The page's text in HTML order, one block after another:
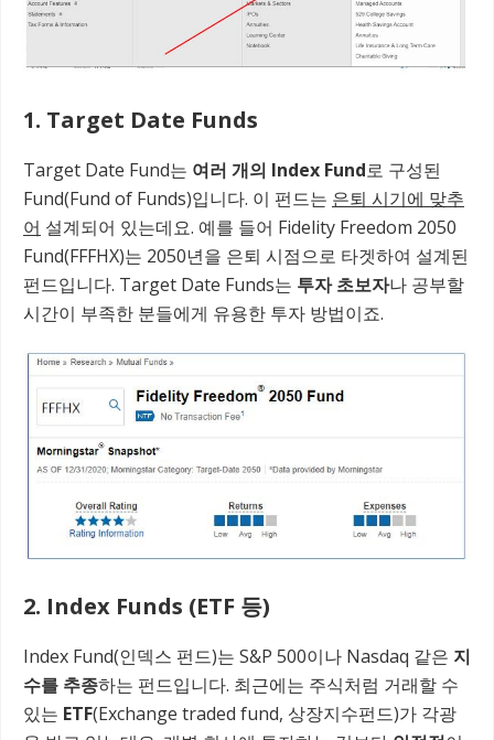
1. Target Date Funds
Target Date Fund는 여러 개의 Index Fund로 구성된
Fund(Fund of Funds)입니다. 이 펀드는 은퇴 시기에 맞추
어 설계되어 있는데요. 예를 들어 Fidelity Freedom 2050
Fund(FFFHX)는 2050년을 은퇴 시점으로 타겟하여 설계된
펀드입니다. Target Date Funds는 투자 초보자나 공부할
시간이 부족한 분들에게 유용한 투자 방법이죠.
2. Index Funds (ETF 등)
Index Fund(인덱스 펀드)는 S&P 500이나 Nasdaq 같은 지
수를 추종하는 펀드입니다. 최근에는 주식처럼 거래할 수
있는 ETF(Exchange traded fund, 상장지수펀드)가 각광